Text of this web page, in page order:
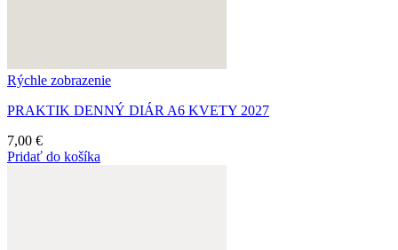
Rýchle zobrazenie
PRAKTIK DENNÝ DIÁR A6 KVETY 2027
7,00 €
Pridať do košíka